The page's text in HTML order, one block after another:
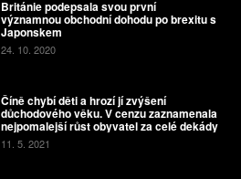
Británie podepsala svou první
významnou obchodní dohodu po brexitu s
Japonskem
24. 10. 2020
Číně chybí děti a hrozí jí zvýšení
důchodového věku. V cenzu zaznamenala
nejpomalejší růst obyvatel za celé dekády
11. 5. 2021